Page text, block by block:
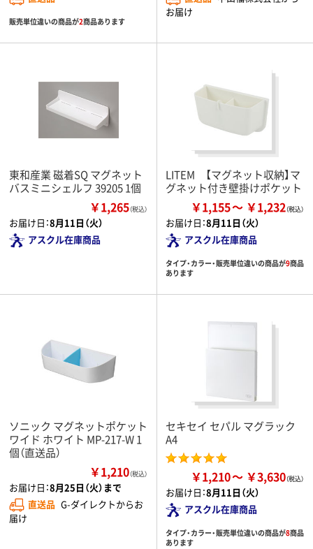
販売単位違いの商品が2商品あります
お届け
東和産業 磁着SQ マグネット
バスミニシェルフ 39205 1個
￥1,265（税込）
お届け日：8月11日（火）
アスクル在庫商品
LITEM 【マグネット収納】マ
グネット付き壁掛けポケット
￥1,155 ￥1,232
お届け日：8月11日（火）
アスクル在庫商品
タイプ・カラー・販売単位違いの商品が9商品
あります
ソニック マグネットポケット
ワイド ホワイト MP-217-W 1
個（直送品）
￥1,210（税込）
お届け日：8月25日（火）まで
直送品 G-ダイレクトからお
届け
セキセイ セパル マグラック
A4
￥1,210 ￥3,630
お届け日：8月11日（火）
アスクル在庫商品
タイプ・カラー・販売単位違いの商品が8商品
あります